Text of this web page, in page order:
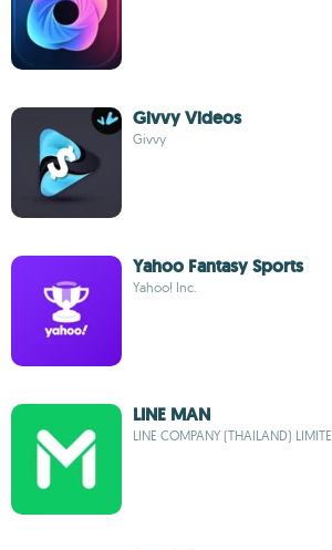
Givvy Videos
Givvy
Yahoo Fantasy Sports
Yahoo! Inc.
LINE MAN
LINE COMPANY (THAILAND) LIMITE